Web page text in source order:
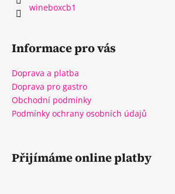
wineboxcb1
Informace pro vás
Doprava a platba
Doprava pro gastro
Obchodní podmínky
Podmínky ochrany osobních údajů
Přijímáme online platby